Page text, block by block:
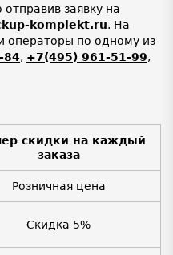
заявку на
komplekt.ru. На
операторы по одному из
84, +7(495) 961-51-99,
скидки на каждый
заказа
Розничная цена
Скидка 5%